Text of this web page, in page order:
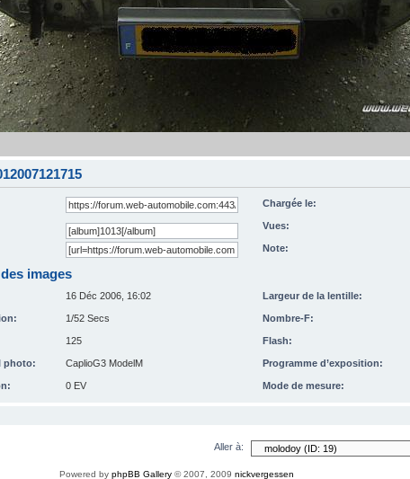
Chargée le:
Vues:
Note:
images
16 Déc 2006, 16:02 Largeur de la lentille:
1/52 Secs Nombre-F:
125 Flash:
photo: CaplioG3 ModelM Programme d’exposition:
0 EV Mode de mesure:
Aller à:
Powered by phpBB Gallery© 2007, 2009 nickvergessen